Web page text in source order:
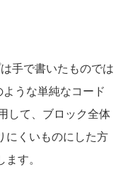
手で書いたものでは
うな単純なコード
して、ブロック全体
にくいものにした方
す。